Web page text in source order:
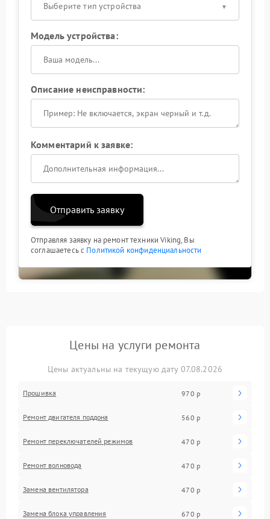
Выберите тип устройства
Модель устройства:
Описание неисправности:
Комментарий к заявке:
Отправить заявку
Отправляя заявку на ремонт техники Viking, Вы
соглашаетесь с Политикой конфиденциальности
Цены на услуги ремонта
Цены актуальны на текущую дату 07.08.2026
Прошивка 970 р
Ремонт двигателя поддона 560 р
Ремонт переключателей режимов 470 р
Ремонт волновода 470 р
Замена вентилятора 470 р
Замена блока управления 670 р